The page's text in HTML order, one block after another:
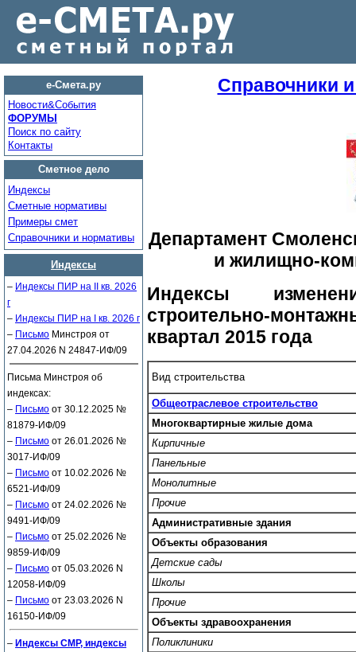
е-Смета.ру
Новости&Cобытия
ФОРУМЫ
Поиск по сайту
Контакты
Сметное дело
Индексы
Сметные нормативы
Примеры смет
Справочники и нормативы
Индексы
– Индексы ПИР на II кв. 2026
г
– Индексы ПИР на I кв. 2026 г
– Письмо Минстроя от
27.04.2026 N 24847-ИФ/09
Письма Минстроя об
индексах:
– Письмо от 30.12.2025 №
81879-ИФ/09
– Письмо от 26.01.2026 №
3017-ИФ/09
– Письмо от 10.02.2026 №
6521-ИФ/09
– Письмо от 24.02.2026 №
9491-ИФ/09
– Письмо от 25.02.2026 №
9859-ИФ/09
– Письмо от 05.03.2026 N
12058-ИФ/09
– Письмо от 23.03.2026 N
16150-ИФ/09
– Индексы СМР, индексы
Справочники
Департамент
и жилищно-
Индексы
строительно-
квартал 2015 года
Вид строительства
Общеотраслевое строительство
Многоквартирные жилые дома
Кирпичные
Панельные
Монолитные
Прочие
Административные здания
Объекты образования
Детские сады
Школы
Прочие
Объекты здравоохранения
Поликлиники